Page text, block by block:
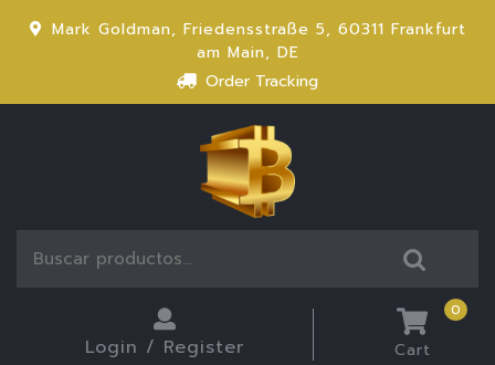
Mark Goldman, Friedensstraße 5, 60311 Frankfurt
am Main, DE
Order Tracking
Login / Register Cart
0